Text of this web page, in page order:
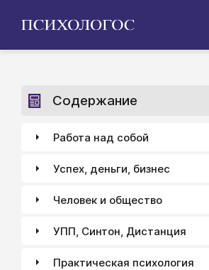
Содержание
Работа над собой
Успех, деньги, бизнес
Человек и общество
УПП, Синтон, Дистанция
Практическая психология